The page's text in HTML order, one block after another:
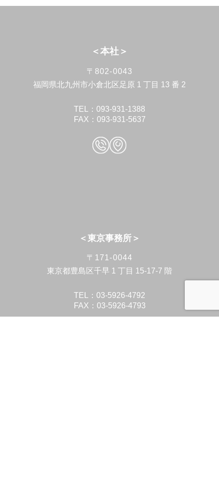
＜本社＞
〒802-0043
福岡県北九州市小倉北区足原 1 丁目 13 番 2
TEL：093-931-1388
FAX：093-931-5637
＜東京事務所＞
〒171-0044
東京都豊島区千早 1 丁目 15-17-7 階
TEL：03-5926-4792
FAX：03-5926-4793